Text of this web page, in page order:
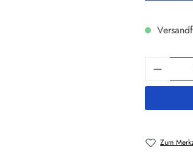
Zum